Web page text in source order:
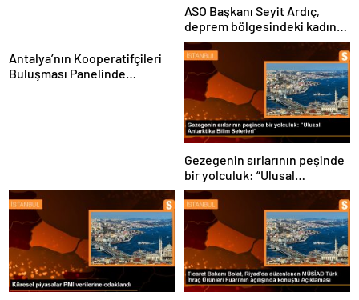
ASO Başkanı Seyit Ardıç,
deprem bölgesindeki kadın
girişimcilerin desteklenmesi
gerektiğini vurguladı
Antalya’nın Kooperatifçileri
Buluşması Panelinde
Gezegenin sırlarının peşinde
bir yolculuk: “Ulusal
Antarktika Bilim Seferleri”